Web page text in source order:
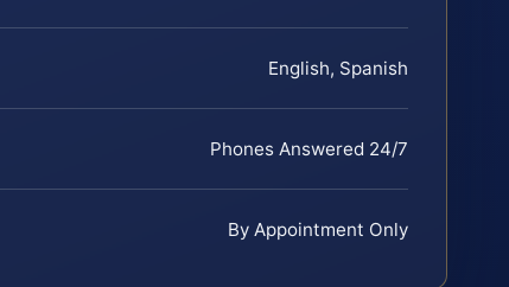
English, Spanish
Phones Answered 24/7
By Appointment Only